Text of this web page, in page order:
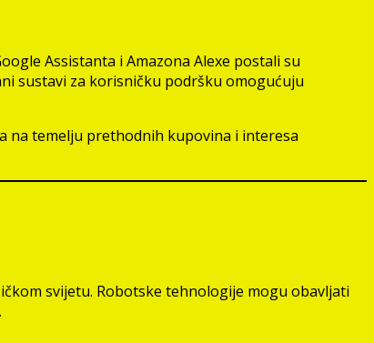
Assistanta i Amazona Alexe postali su
sustavi za korisničku podršku omogućuju
na temelju prethodnih kupovina i interesa
svijetu. Robotske tehnologije mogu obavljati